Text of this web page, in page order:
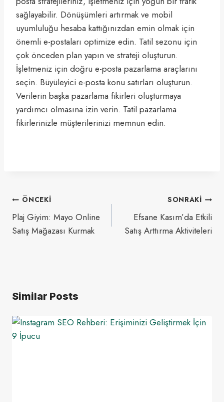
sağlayabilir. Dönüşümleri artırmak ve mobil
uyumluluğu hesaba kattığınızdan emin olmak için
önemli e-postaları optimize edin. Tatil sezonu için
çok önceden plan yapın ve strateji oluşturun.
İşletmeniz için doğru e-posta pazarlama araçlarını
seçin. Büyüleyici e-posta konu satırları oluşturun.
Verilerin başka pazarlama fikirleri oluşturmaya
yardımcı olmasına izin verin. Tatil pazarlama
fikirlerinizle müşterilerinizi memnun edin.
Yazı
gezinmesi
ÖNCEKI
Plaj Giyim: Mayo Online
Satış Mağazası Kurmak
SONRAKI
Efsane Kasım’da Etkili
Satış Arttırma Aktiviteleri
Similar Posts